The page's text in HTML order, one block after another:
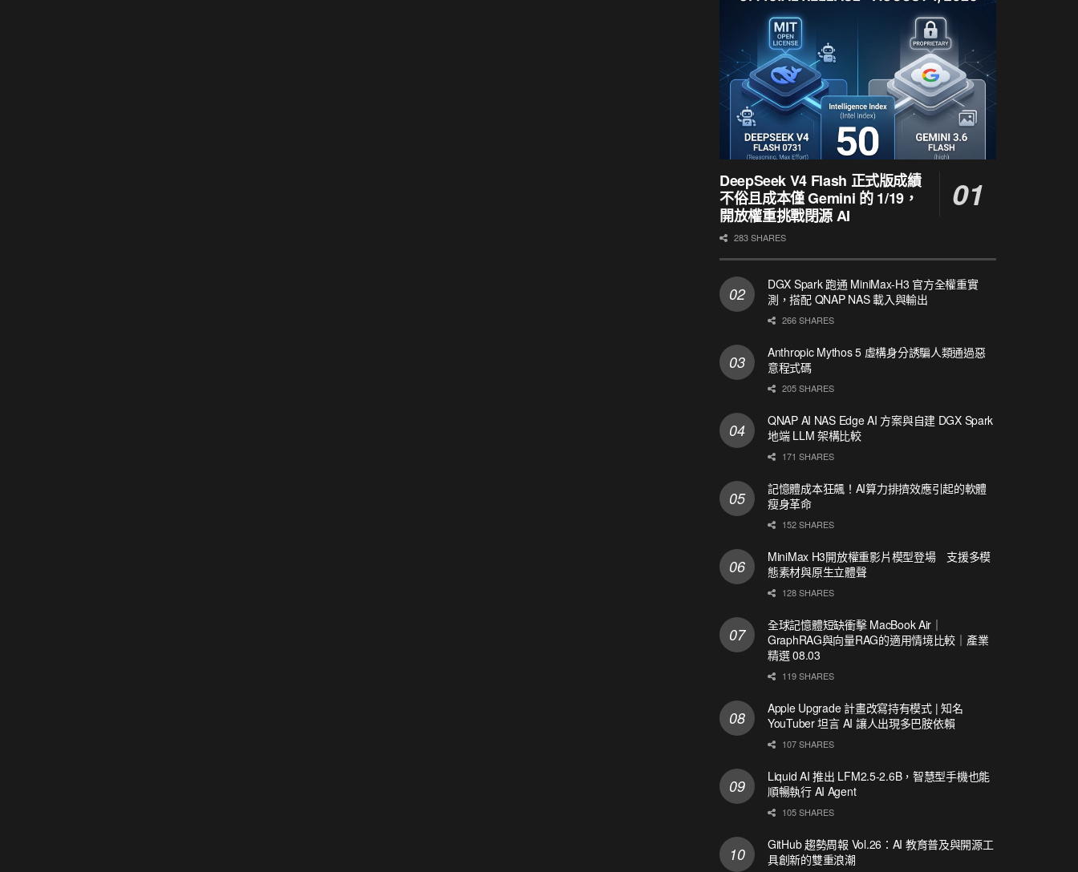
DeepSeek V4 Flash 正式版成績
不俗且成本僅 Gemini 的 1/19，
開放權重挑戰閉源 AI
283 SHARES
DGX Spark 跑通 MiniMax-H3 官方全權重實
測，搭配 QNAP NAS 載入與輸出
266 SHARES
Anthropic Mythos 5 虛構身分誘騙人類通過惡
意程式碼
205 SHARES
QNAP AI NAS Edge AI 方案與自建 DGX Spark
地端 LLM 架構比較
171 SHARES
記憶體成本狂飆！AI算力排擠效應引起的軟體
瘦身革命
152 SHARES
MiniMax H3開放權重影片模型登場 支援多模
態素材與原生立體聲
128 SHARES
全球記憶體短缺衝擊 MacBook Air｜
GraphRAG與向量RAG的適用情境比較｜產業
精選 08.03
119 SHARES
Apple Upgrade 計畫改寫持有模式 | 知名
YouTuber 坦言 AI 讓人出現多巴胺依賴
107 SHARES
Liquid AI 推出 LFM2.5-2.6B，智慧型手機也能
順暢執行 AI Agent
105 SHARES
GitHub 趨勢周報 Vol.26：AI 教育普及與開源工
具創新的雙重浪潮